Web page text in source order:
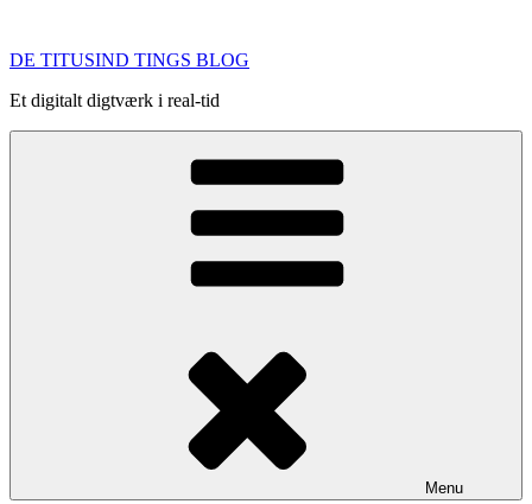
indhold
DE TITUSIND TINGS BLOG
Et digitalt digtværk i real-tid
Menu